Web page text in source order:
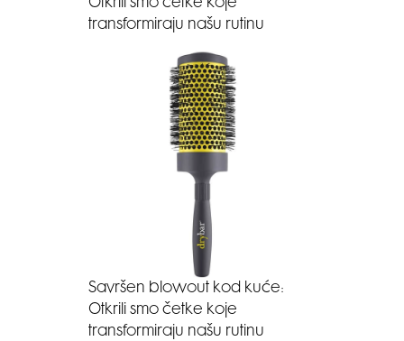
Otkrili smo četke koje
transformiraju našu rutinu
Savršen blowout kod kuće:
Otkrili smo četke koje
transformiraju našu rutinu